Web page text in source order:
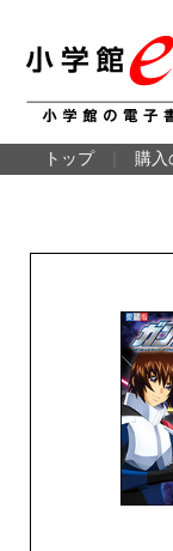
トップ 購入